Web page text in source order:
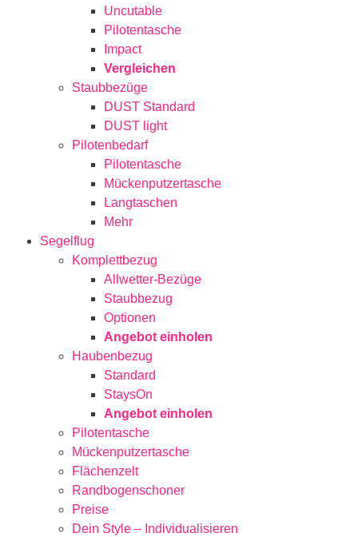
Uncutable
Pilotentasche
Impact
Vergleichen
Staubbezüge
DUST Standard
DUST light
Pilotenbedarf
Pilotentasche
Mückenputzertasche
Langtaschen
Mehr
Segelflug
Komplettbezug
Allwetter-Bezüge
Staubbezug
Optionen
Angebot einholen
Haubenbezug
Standard
StaysOn
Angebot einholen
Pilotentasche
Mückenputzertasche
Flächenzelt
Randbogenschoner
Preise
Dein Style – Individualisieren